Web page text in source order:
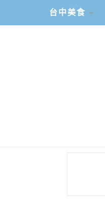
台中美食